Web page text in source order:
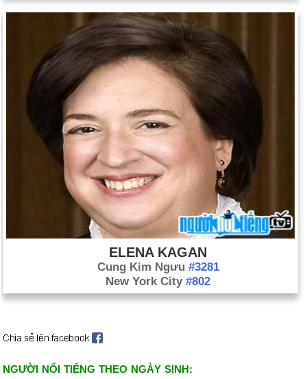
ELENA KAGAN
Cung Kim Ngưu #3281
New York City #802
NGƯỜI NỔI TIẾNG THEO NGÀY SINH: